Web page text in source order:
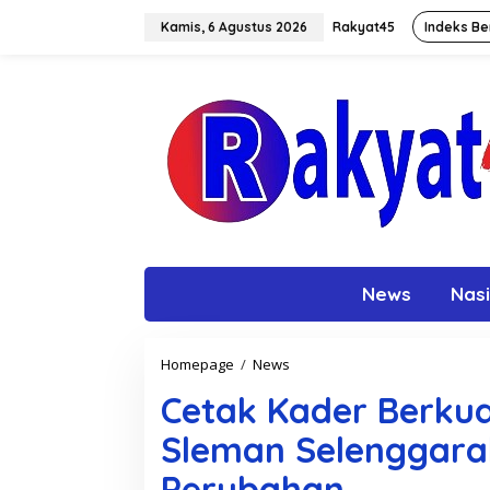
Kamis, 6 Agustus 2026 Rakyat45 Indeks
News
Homepage / News
t
a
K
a
Cetak Kader
Sleman